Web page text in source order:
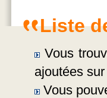
Liste
Vous
ajoutées
Vous